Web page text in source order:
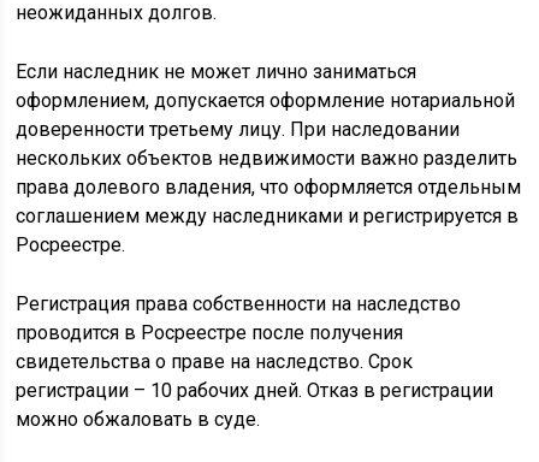
неожиданных долгов.
Если наследник не может лично заниматься
оформлением, допускается оформление нотариальной
доверенности третьему лицу. При наследовании
нескольких объектов недвижимости важно разделить
права долевого владения, что оформляется отдельным
соглашением между наследниками и регистрируется в
Росреестре.
Регистрация права собственности на наследство
проводится в Росреестре после получения
свидетельства о праве на наследство. Срок
регистрации – 10 рабочих дней. Отказ в регистрации
можно обжаловать в суде.